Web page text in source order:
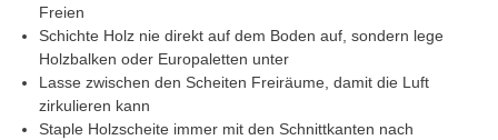
Freien
Schichte Holz nie direkt auf dem Boden auf, sondern lege
Holzbalken oder Europaletten unter
Lasse zwischen den Scheiten Freiräume, damit die Luft
zirkulieren kann
Staple Holzscheite immer mit den Schnittkanten nach